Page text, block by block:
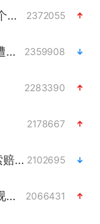
台风白海豚体型变大近似13个浙江面积 2372055
泰交通部副部长回应中国人遭歧视手势 2359908
2283390
2178667
1岁宝宝碰坏纸巾盒 宝妈被索赔924元 2102695
泸溪河：桃酥吃出金属牙冠视频不实 2066431